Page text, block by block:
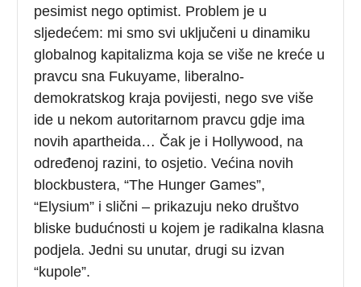
pesimist nego optimist. Problem je u
sljedećem: mi smo svi uključeni u dinamiku
globalnog kapitalizma koja se više ne kreće u
pravcu sna Fukuyame, liberalno-
demokratskog kraja povijesti, nego sve više
ide u nekom autoritarnom pravcu gdje ima
novih apartheida… Čak je i Hollywood, na
određenoj razini, to osjetio. Većina novih
blockbustera, “The Hunger Games”,
“Elysium” i slični – prikazuju neko društvo
bliske budućnosti u kojem je radikalna klasna
podjela. Jedni su unutar, drugi su izvan
“kupole”.